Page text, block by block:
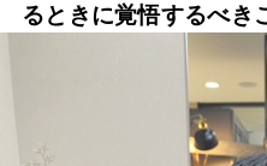
るときに覚悟するべき